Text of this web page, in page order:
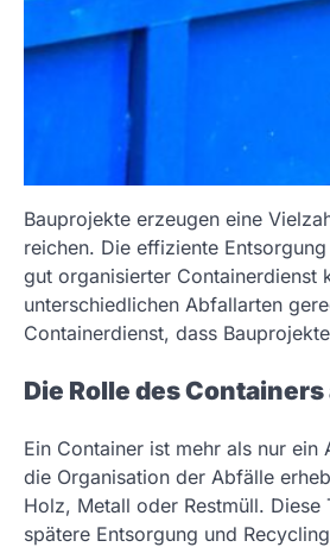
Bauprojekte erzeugen eine
reichen. Die effiziente
gut organisierter Containerdienst
unterschiedlichen Abfallarten
Containerdienst, dass
Die Rolle des
Ein Container ist mehr als nur
die Organisation der Abfälle
Holz, Metall oder Restmüll.
spätere Entsorgung und